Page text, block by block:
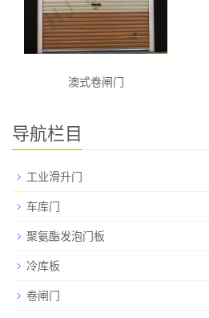
澳式卷闸门
导航栏目
工业滑升门
车库门
聚氨酯发泡门板
冷库板
卷闸门